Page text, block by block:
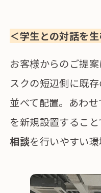
＜学生との対話を
お客様からのご提
スクの短辺側に既存
並べて配置。あわ
を新規設置するこ
相談を行いやすい環